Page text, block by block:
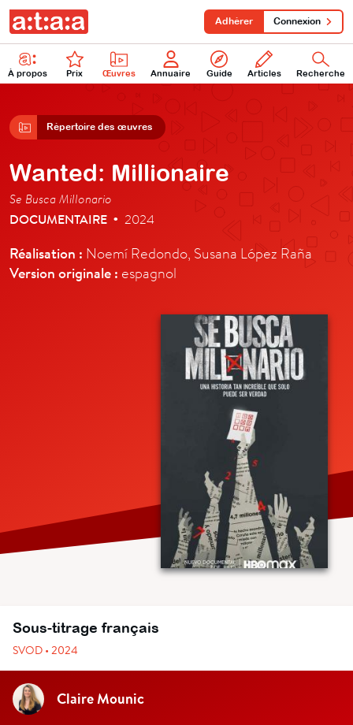
À propos Prix Œuvres Annuaire Guide Articles Recherche
Adhérer Connexion
Répertoire des œuvres
Wanted: Millionaire
Se Busca Millonario
DOCUMENTAIRE • 2024
Réalisation : Noemí Redondo, Susana López Raña
Version originale : espagnol
Sous-titrage français
SVOD • 2024
Claire Mounic